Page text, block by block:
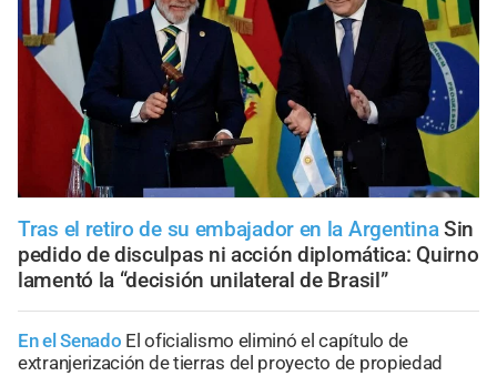
Tras el retiro de su embajador en la Argentina Sin
pedido de disculpas ni acción diplomática: Quirno
lamentó la “decisión unilateral de Brasil”
En el Senado El oficialismo eliminó el capítulo de
extranjerización de tierras del proyecto de propiedad